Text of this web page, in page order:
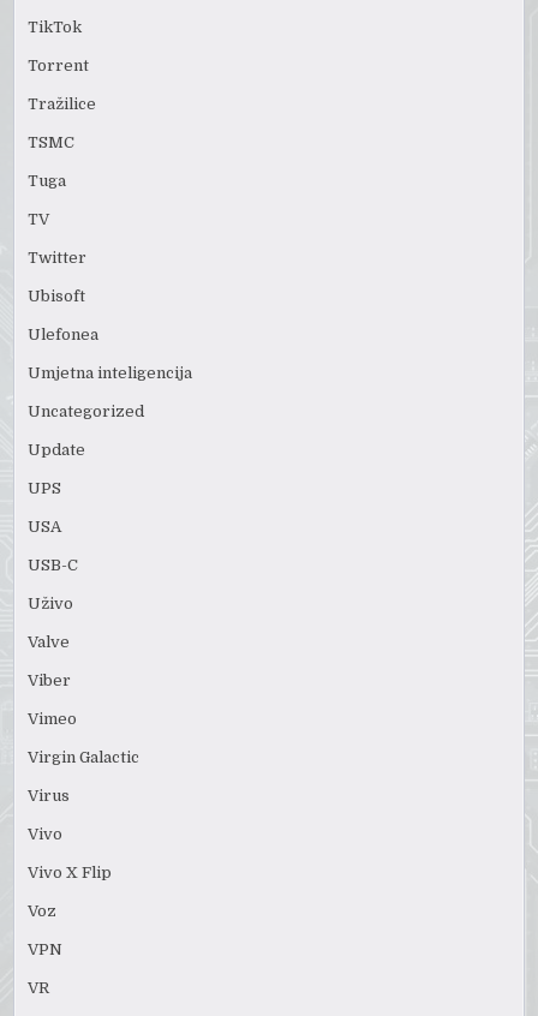
TikTok
Torrent
Tražilice
TSMC
Tuga
TV
Twitter
Ubisoft
Ulefonea
Umjetna inteligencija
Uncategorized
Update
UPS
USA
USB-C
Uživo
Valve
Viber
Vimeo
Virgin Galactic
Virus
Vivo
Vivo X Flip
Voz
VPN
VR